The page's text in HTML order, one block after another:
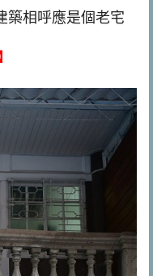
築相呼應是個老宅